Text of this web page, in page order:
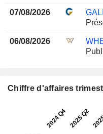
07/08/2026
06/08/2026
Chiffre d'affaires